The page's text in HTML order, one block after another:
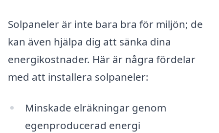
Solpaneler är inte bara bra för miljön; de
kan även hjälpa dig att sänka dina
energikostnader. Här är några fördelar
med att installera solpaneler:
Minskade elräkningar genom
egenproducerad energi